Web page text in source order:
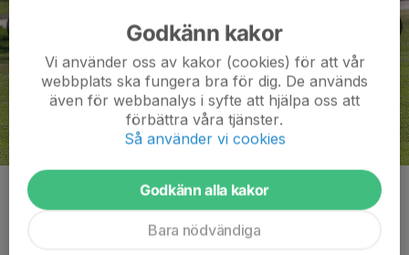
Kommentarer
Godkänn kakor
Vi använder oss av kakor (cookies) för att vår
webbplats ska fungera bra för dig. De används
även för webbanalys i syfte att hjälpa oss att
förbättra våra tjänster.
Så använder vi cookies
Godkänn alla kakor
Bara nödvändiga